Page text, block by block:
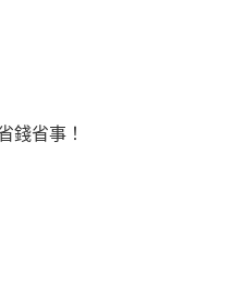
錢省事！